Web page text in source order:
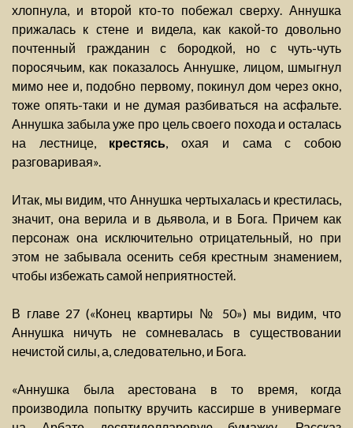
хлопнула, и второй кто-то побежал сверху. Аннушка
прижалась к стене и видела, как какой-то довольно
почтенный гражданин с бородкой, но с чуть-чуть
поросячьим, как показалось Аннушке, лицом, шмыгнул
мимо нее и, подобно первому, покинул дом через окно,
тоже опять-таки и не думая разбиваться на асфальте.
Аннушка забыла уже про цель своего похода и осталась
на лестнице, крестясь , охая и сама с собою
разговаривая».
Итак, мы видим, что Аннушка чертыхалась и крестилась,
значит, она верила и в дьявола, и в Бога. Причем как
персонаж она исключительно отрицательный, но при
этом не забывала осенить себя крестным знамением,
чтобы избежать самой неприятностей.
В главе 27 («Конец квартиры № 50») мы видим, что
Аннушка ничуть не сомневалась в существовании
нечистой силы, а, следовательно, и Бога.
«Аннушка была арестована в то время, когда
производила попытку вручить кассирше в универмаге